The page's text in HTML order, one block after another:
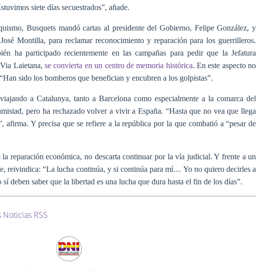
siete días secuestrados”, añade.
Busquets mandó cartas al presidente del Gobierno, Felipe González, y
Montilla, para reclamar reconocimiento y reparación para los guerrilleros.
ha participado recientemente en las campañas para pedir que la Jefatura
Laietana,se convierta en un centro de memoria histórica. En este aspecto no
sido los bomberos que benefician y encubren a los golpistas”.
a Catalunya, tanto a Barcelona como especialmente a la comarca del
pero ha rechazado volver a vivir a España. “Hasta que no vea que llega
Y precisa que se refiere a la república por la que combatió a “pesar de
reparación económica, no descarta continuar por la vía judicial. Y frente a un
reivindica: “La lucha continúa, y si continúa para mí… Yo no quiero decirles a
deben saber que la libertad es una lucha que dura hasta el fin de los días”.
RSS